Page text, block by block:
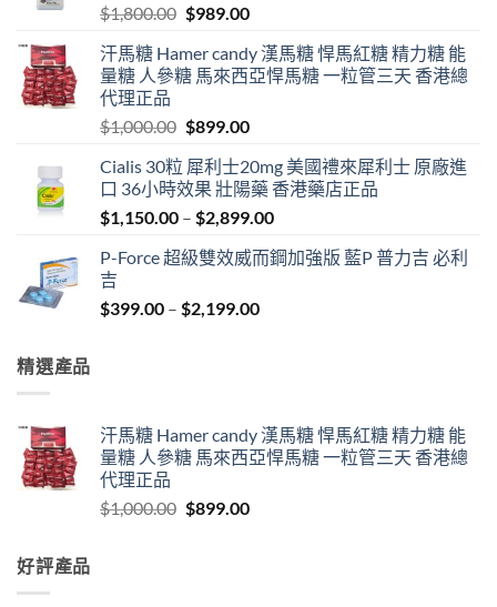
$1,800.00 Original
was:
$1,800.00.
$989.00Current
is:
$989.00.
汗馬糖 Hamer candy 漢馬糖 悍馬紅糖 精力糖 能
量糖 人參糖 馬來西亞悍馬糖 一粒管三天 香港總
代理正品
$1,000.00 Original
was:
$1,000.00.
$899.00Current
is:
$899.00.
Cialis 30粒 犀利士20mg 美國禮來犀利士 原廠進
口 36小時效果 壯陽藥 香港藥店正品
$1,150.00 – $2,899.00Price
$1,150.00
P-Force 超級雙效威而鋼加強版 藍P 普力吉 必利
吉
$399.00 – $2,199.00Price
精選產品
汗馬糖 Hamer candy 漢馬糖 悍馬紅糖 精力糖 能
量糖 人參糖 馬來西亞悍馬糖 一粒管三天 香港總
代理正品
$1,000.00 Original
$899.00Current
好評產品